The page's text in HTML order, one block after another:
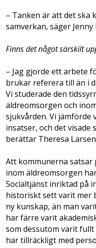
– Tanken är att det ska
samverkan, säger Jenny
Finns det något särskilt
– Jag gjorde ett arbete
brukar referera till än i
Vi studerade den
äldreomsorgen och
sjukvården. Vi jämförde
insatser, och det visade
berättar Theresa
Att kommunerna
inom äldreomsorgen
Socialtjänst inriktad på
historiskt sett varit mer
ny kunskap, än man
har färre varit
som dessutom varit
har tillräckligt med